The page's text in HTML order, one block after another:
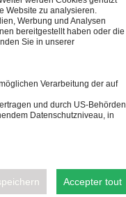
Website zu analysieren.
Werbung und Analysen
bereitgestellt haben oder die
Sie in unserer
Verarbeitung der auf
und durch US-Behörden
Datenschutzniveau, in
Accepter tout